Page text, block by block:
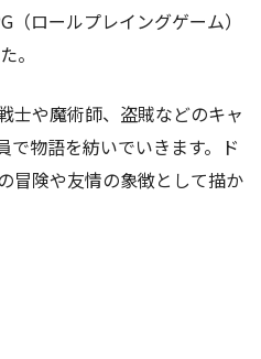
ロールプレイングゲーム）
。
士や魔術師、盗賊などのキャ
で物語を紡いでいきます。ド
冒険や友情の象徴として描か